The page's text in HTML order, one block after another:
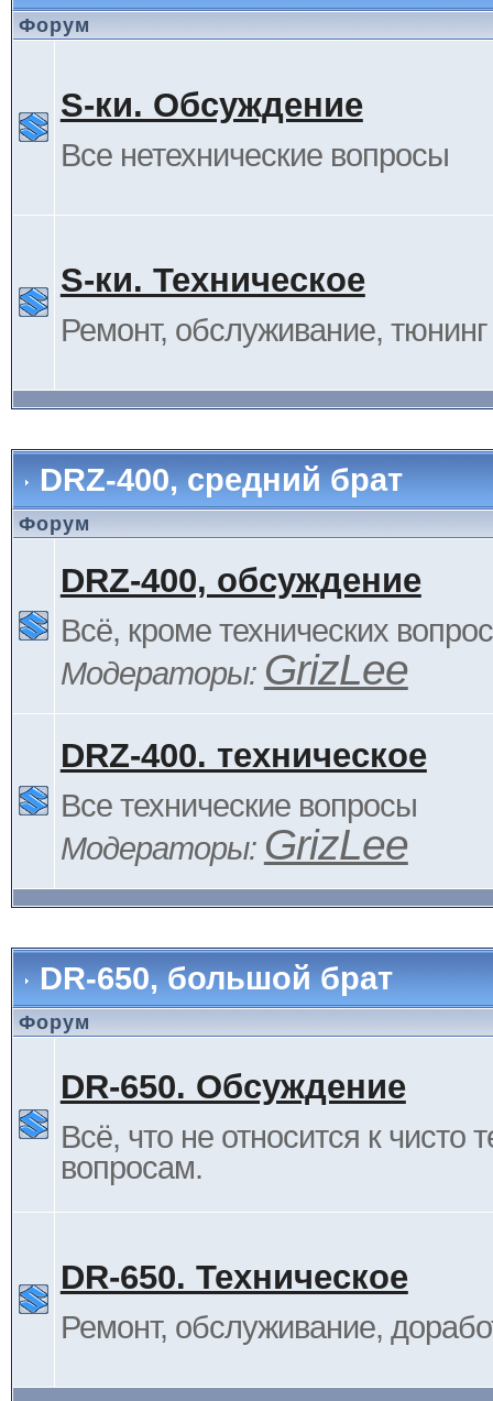
Форум
S-ки. Обсуждение
Все нетехнические вопросы
S-ки. Техническое
Ремонт, обслуживание, тюнинг
DRZ-400, средний брат
Форум
DRZ-400, обсуждение
Всё, кроме технических
Модераторы: GrizLee
DRZ-400. техническое
Все технические вопросы
Модераторы: GrizLee
DR-650, большой брат
Форум
DR-650. Обсуждение
Всё, что не относится к чисто
вопросам.
DR-650. Техническое
Ремонт, обслуживание,